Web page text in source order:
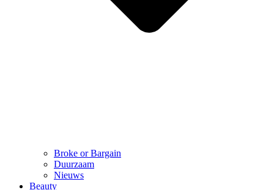
Broke or Bargain
Duurzaam
Nieuws
Beauty